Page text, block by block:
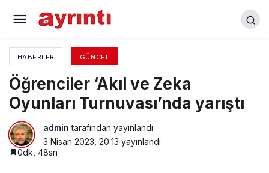
HABERLER GÜNCEL
Öğrenciler ‘Akıl ve Zeka
Oyunları Turnuvası’nda yarıştı
admin tarafından yayınlandı
3 Nisan 2023, 20:13 yayınlandı
0dk, 48sn
Güreşçi Öğrenciler İl İkincisi Oldu